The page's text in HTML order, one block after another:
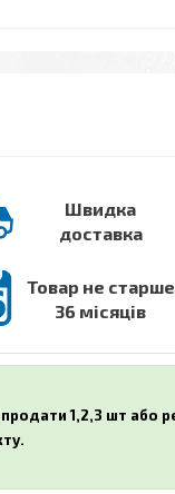
Швидка
доставка
Товар не старше
36 місяців
1,2,3 шт або